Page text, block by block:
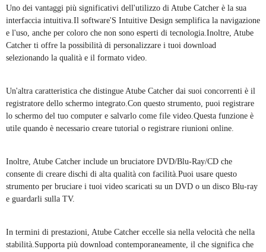
Uno dei vantaggi più significativi dell'utilizzo di Atube Catcher è la sua
interfaccia intuitiva.Il software'S Intuitive Design semplifica la navigazione
e l'uso, anche per coloro che non sono esperti di tecnologia.Inoltre, Atube
Catcher ti offre la possibilità di personalizzare i tuoi download
selezionando la qualità e il formato video.
Un'altra caratteristica che distingue Atube Catcher dai suoi concorrenti è il
registratore dello schermo integrato.Con questo strumento, puoi registrare
lo schermo del tuo computer e salvarlo come file video.Questa funzione è
utile quando è necessario creare tutorial o registrare riunioni online.
Inoltre, Atube Catcher include un bruciatore DVD/Blu-Ray/CD che
consente di creare dischi di alta qualità con facilità.Puoi usare questo
strumento per bruciare i tuoi video scaricati su un DVD o un disco Blu-ray
e guardarli sulla TV.
In termini di prestazioni, Atube Catcher eccelle sia nella velocità che nella
stabilità.Supporta più download contemporaneamente, il che significa che